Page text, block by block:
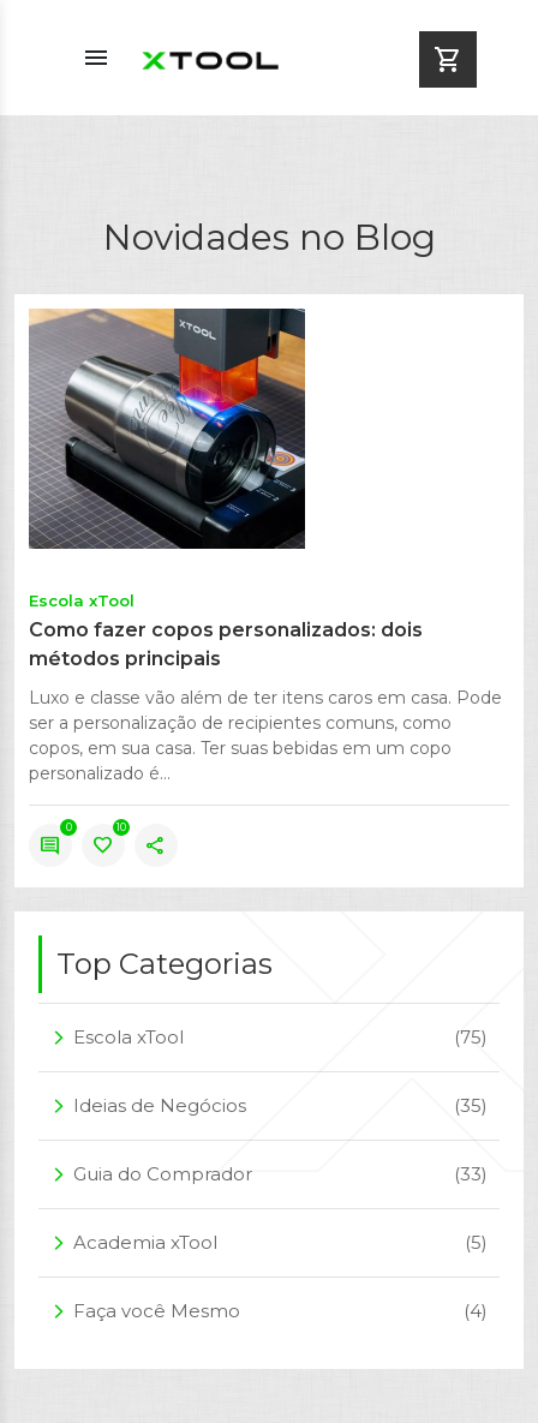
menu shopping_cart
Novidades no Blog
Escola xTool
Como fazer copos personalizados: dois
métodos principais
Luxo e classe vão além de ter itens caros em casa. Pode
ser a personalização de recipientes comuns, como
copos, em sua casa. Ter suas bebidas em um copo
personalizado é...
comment
0
favorite
10
share
Top Categorias
arrow_forward_ios Escola xTool (75)
arrow_forward_ios Ideias de Negócios (35)
arrow_forward_ios Guia do Comprador (33)
arrow_forward_ios Academia xTool (5)
arrow_forward_ios Faça você Mesmo (4)